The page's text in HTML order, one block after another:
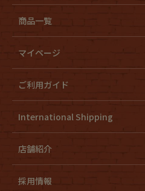
商品一覧
マイページ
ご利用ガイド
International Shipping
店舗紹介
採用情報